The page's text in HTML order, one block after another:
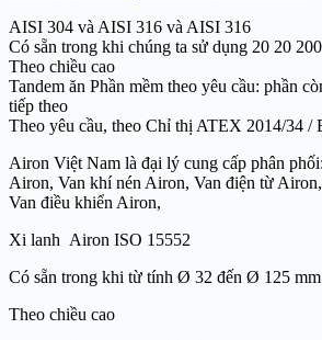
AISI 304 và AISI 316 và AISI 316
Có sẵn trong khi chúng ta sử dụng 20 20
Theo chiều cao
Tandem ăn Phần mềm theo yêu cầu: phần
tiếp theo
Theo yêu cầu, theo Chỉ thị ATEX 2014/34
Airon Việt Nam là đại lý cung cấp phân
Airon, Van khí nén Airon, Van điện từ
Van điều khiển Airon,
Xi lanh Airon ISO 15552
Có sẵn trong khi từ tính Ø 32 đến Ø 125 mm
Theo chiều cao